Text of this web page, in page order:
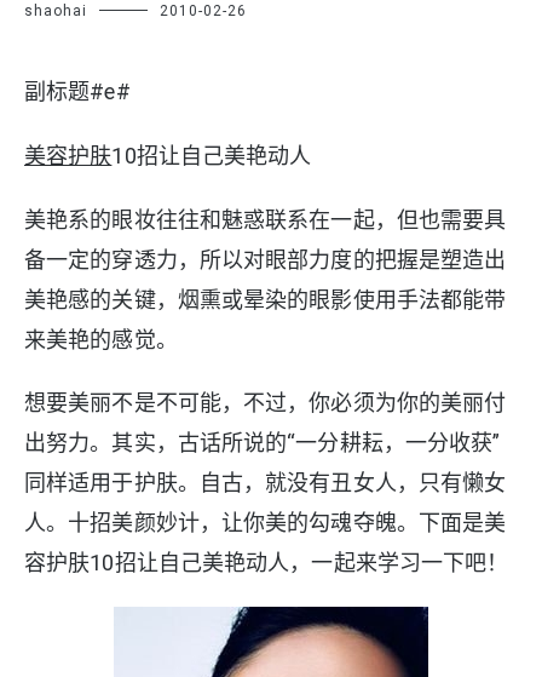
shaohai 2010-02-26
副标题#e#
美容护肤10招让自己美艳动人
美艳系的眼妆往往和魅惑联系在一起，但也需要具
备一定的穿透力，所以对眼部力度的把握是塑造出
美艳感的关键，烟熏或晕染的眼影使用手法都能带
来美艳的感觉。
想要美丽不是不可能，不过，你必须为你的美丽付
出努力。其实，古话所说的“一分耕耘，一分收获”
同样适用于护肤。自古，就没有丑女人，只有懒女
人。十招美颜妙计，让你美的勾魂夺魄。下面是美
容护肤10招让自己美艳动人，一起来学习一下吧！